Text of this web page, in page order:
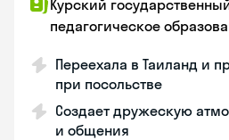
Курский
педагогическое
Переехала в Таиланд и
при посольстве
Создает дружескую
и общения